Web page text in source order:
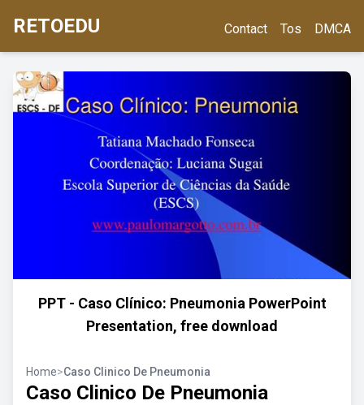
RETOEDU Contact Tos DMCA
PPT - Caso Clínico: Pneumonia PowerPoint
Presentation, free download
Home>Caso Clinico De Pneumonia
Caso Clinico De Pneumonia